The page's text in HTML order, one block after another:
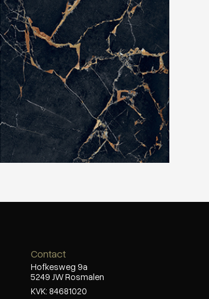
Beste Koop 600X1200 Signoria Port Gold
Contact
Hofkesweg 9a
5249 JW Rosmalen
KVK: 84681020